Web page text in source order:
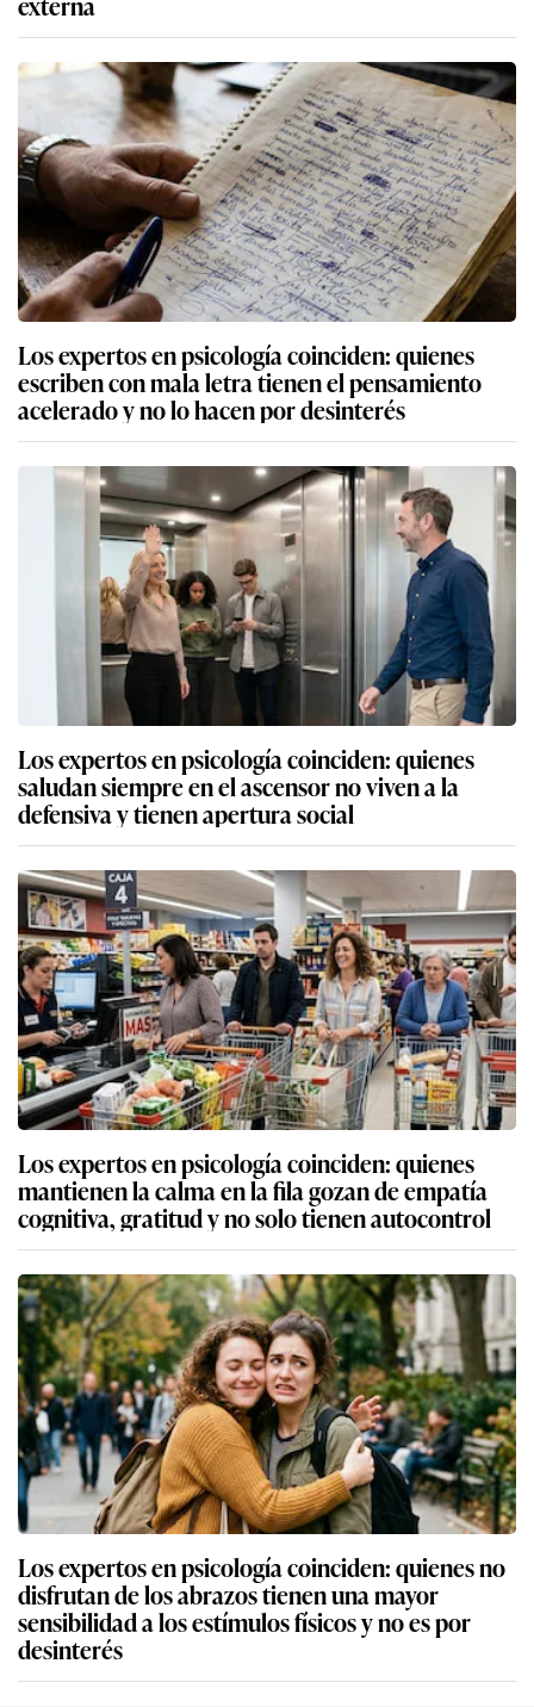
Los expertos en psicología coinciden: quienes
escriben con mala letra tienen el pensamiento
acelerado y no lo hacen por desinterés
Los expertos en psicología coinciden: quienes
saludan siempre en el ascensor no viven a la
defensiva y tienen apertura social
Los expertos en psicología coinciden: quienes
mantienen la calma en la fila gozan de empatía
cognitiva, gratitud y no solo tienen autocontrol
Los expertos en psicología coinciden: quienes no
disfrutan de los abrazos tienen una mayor
sensibilidad a los estímulos físicos y no es por
desinterés